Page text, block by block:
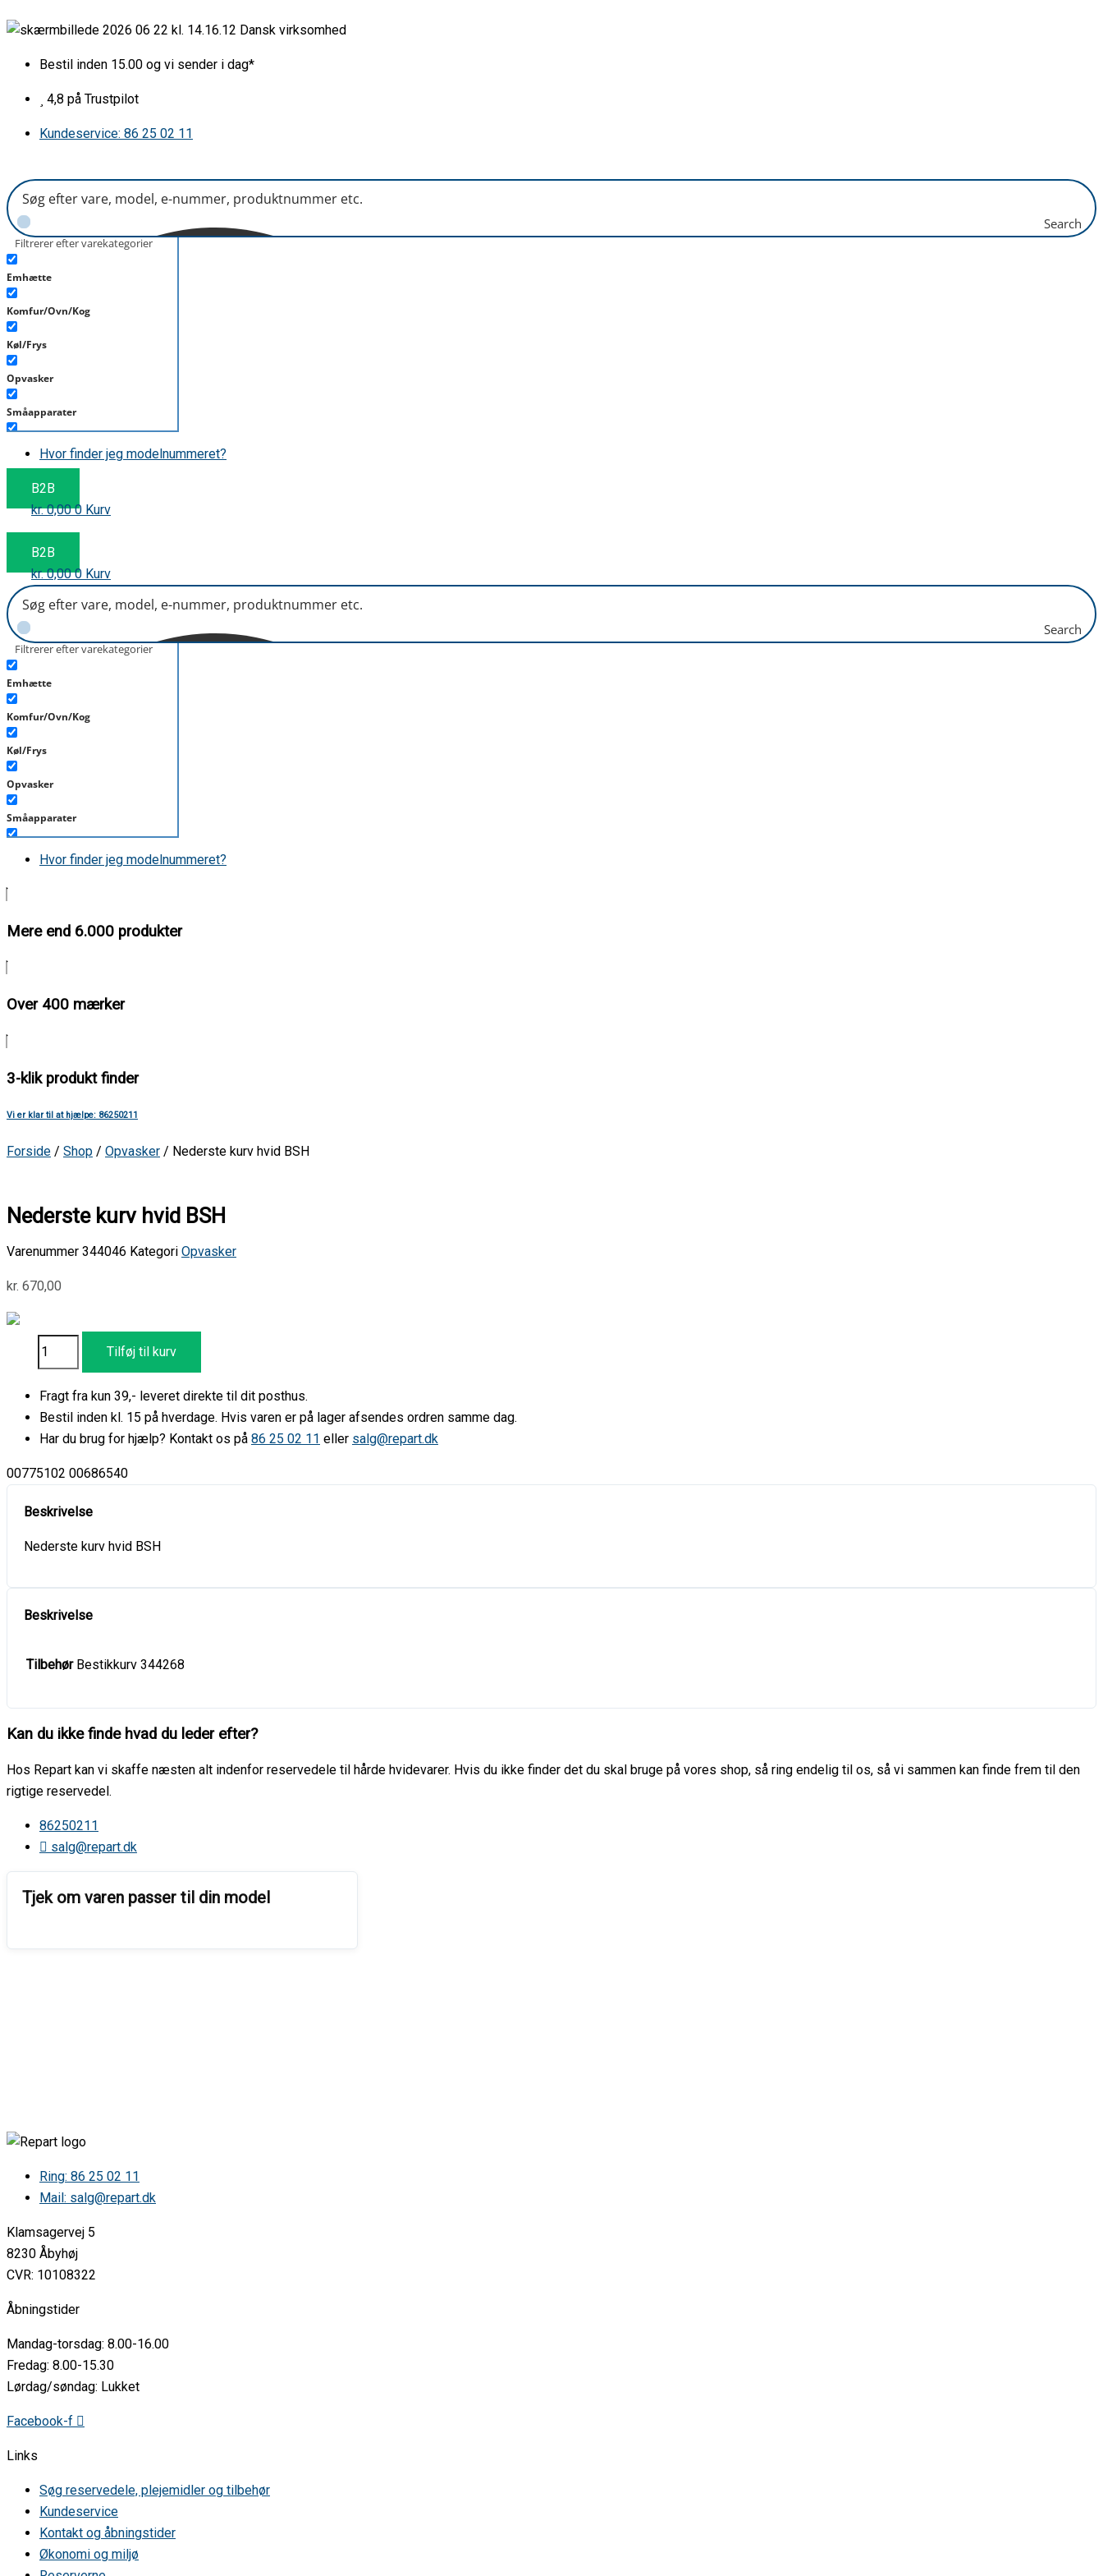
til
Dansk virksomhed
Bestil inden 15.00 og vi sender i dag*
4,8 på Trustpilot
Kundeservice: 86 25 02 11
Search
Filtrerer efter varekategorier
Emhætte
Komfur/Ovn/Kog
Køl/Frys
Opvasker
Småapparater
Støvsuger
Tilbehør/Plejemidler
Vaskemaskine
Hvor finder jeg modelnummeret?
B2B
kr.0,00 0 Kurv
B2B
kr.0,00 0 Kurv
Search
Filtrerer efter varekategorier
Emhætte
Komfur/Ovn/Kog
Køl/Frys
Opvasker
Småapparater
Støvsuger
Tørretumbler
Hvor finder jeg modelnummeret?
Mere end 6.000 produkter
Over 400 mærker
3-klik produkt finder
Vi er klar til at hjælpe: 86250211
Forside / Shop / Opvasker / Nederste kurv hvid BSH
Nederste kurv hvid BSH
Varenummer 344046 Kategori Opvasker
kr. 670,00
kurv
antal
Tilføj til kurv
Fragt fra kun 39,- leveret direkte til dit posthus.
Bestil inden kl. 15 på hverdage. Hvis varen er på lager afsendes ordren samme dag.
Har du brug for hjælp? Kontakt os på 86 25 02 11 eller salg@repart.dk
00775102 00686540
Nederste kurv hvid BSH
Tilbehør Bestikkurv 344268
Kan du ikke finde hvad du leder efter?
Hos Repart kan vi skaffe næsten alt indenfor reservedele til hårde hvidevarer. Hvis du ikke finder det du skal bruge på vores shop, så ring endelig til os, så vi sammen kan finde frem til den
rigtige reservedel.
86250211
salg@repart.dk
Ring: 86 25 02 11
Mail: salg@repart.dk
Klamsagervej 5
8230 Åbyhøj
CVR: 10108322
Åbningstider
Mandag-torsdag: 8.00-16.00
Fredag: 8.00-15.30
Lørdag/søndag: Lukket
Facebook-f
Links
Søg reservedele, plejemidler og tilbehør
Kundeservice
Kontakt og åbningstider
Økonomi og miljø